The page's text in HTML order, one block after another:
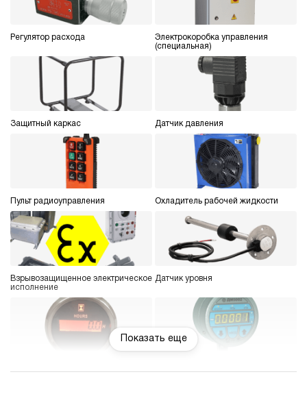
Регулятор расхода
Электрокоробка управления
(специальная)
Защитный каркас Датчик давления
Пульт радиоуправления Охладитель рабочей жидкости
Взрывозащищенное электрическое
исполнение
Датчик уровня
электроконтактный
Показать еще